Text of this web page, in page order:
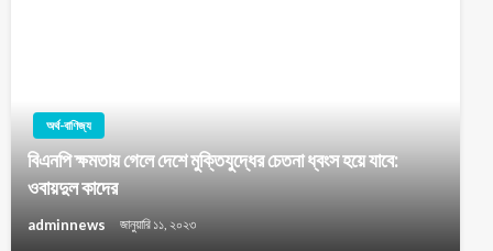
অর্থ-বাণিজ্য
বিএনপি ক্ষমতায় গেলে দেশে মুক্তিযুদ্ধের চেতনা ধ্বংস হয়ে যাবে:
ওবায়দুল কাদের
adminnews জানুয়ারি ১১, ২০২৩